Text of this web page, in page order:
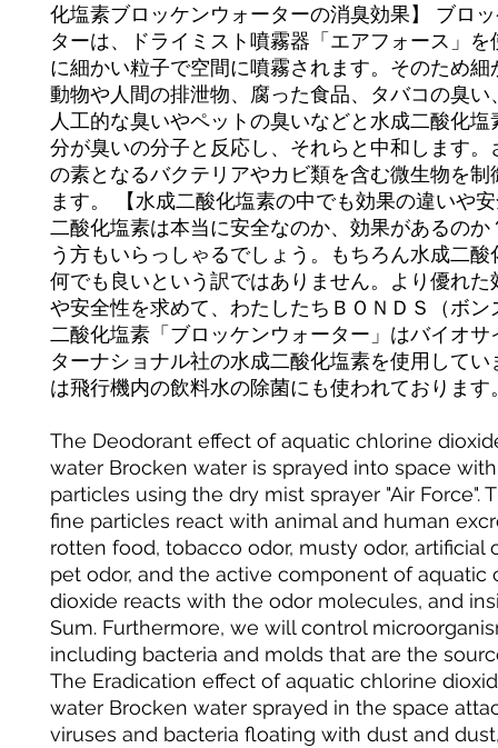
化塩素ブロッケンウォーターの消臭効果】 ブロ
ターは、ドライミスト噴霧器「エアフォース」を
に細かい粒子で空間に噴霧されます。そのため細
動物や人間の排泄物、腐った食品、タバコの臭い
人工的な臭いやペットの臭いなどと水成二酸化塩
分が臭いの分子と反応し、それらと中和します。
の素となるバクテリアやカビ類を含む微生物を制
ます。 【水成二酸化塩素の中でも効果の違いや
二酸化塩素は本当に安全なのか、効果があるのか
う方もいらっしゃるでしょう。もちろん水成二酸
何でも良いという訳ではありません。より優れた
や安全性を求めて、わたしたちＢＯＮＤＳ（ボン
二酸化塩素「ブロッケンウォーター」はバイオサ
ターナショナル社の水成二酸化塩素を使用してい
は飛行機内の飲料水の除菌にも使われております
The Deodorant effect of aquatic chlorine
water Brocken water is sprayed into space
particles using the dry mist sprayer "Air Force".
fine particles react with animal and human
rotten food, tobacco odor, musty odor, artificial
pet odor, and the active component of aquatic
dioxide reacts with the odor molecules, and
Sum. Furthermore, we will control
including bacteria and molds that are the
The Eradication effect of aquatic chlorine
water Brocken water sprayed in the space
viruses and bacteria floating with dust and